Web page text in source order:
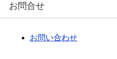
イ
お問合せ
お問い合わせ